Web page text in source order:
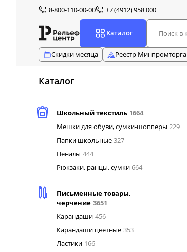
8-800-110-00-00 +7 (4912) 958 000
Каталог
Скидки месяца
Реестр Минпромторга
Каталог
Школьный текстиль 1664
Мешки для обуви, сумки-шопперы 229
Папки школьные 327
Пеналы 444
Рюкзаки, ранцы, сумки 664
Письменные товары,
черчение 3651
Карандаши 456
Карандаши цветные 353
Ластики 166